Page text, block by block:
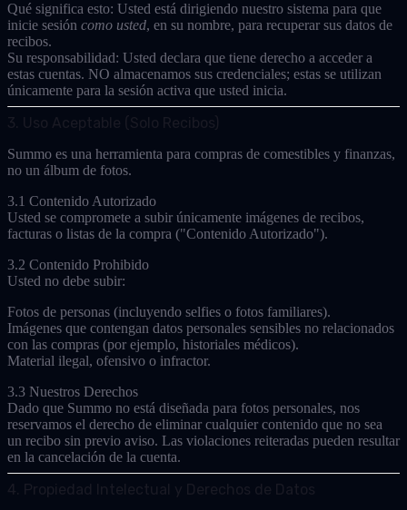
Qué significa esto: Usted está dirigiendo nuestro sistema para que
inicie sesión como usted, en su nombre, para recuperar sus datos de
recibos.
Su responsabilidad: Usted declara que tiene derecho a acceder a
estas cuentas. NO almacenamos sus credenciales; estas se utilizan
únicamente para la sesión activa que usted inicia.
3. Uso Aceptable (Solo Recibos)
Summo es una herramienta para compras de comestibles y finanzas,
no un álbum de fotos.
3.1 Contenido Autorizado
Usted se compromete a subir únicamente imágenes de recibos,
facturas o listas de la compra ("Contenido Autorizado").
3.2 Contenido Prohibido
Usted no debe subir:
Fotos de personas (incluyendo selfies o fotos familiares).
Imágenes que contengan datos personales sensibles no relacionados
con las compras (por ejemplo, historiales médicos).
Material ilegal, ofensivo o infractor.
3.3 Nuestros Derechos
Dado que Summo no está diseñada para fotos personales, nos
reservamos el derecho de eliminar cualquier contenido que no sea
un recibo sin previo aviso. Las violaciones reiteradas pueden resultar
en la cancelación de la cuenta.
4. Propiedad Intelectual y Derechos de Datos